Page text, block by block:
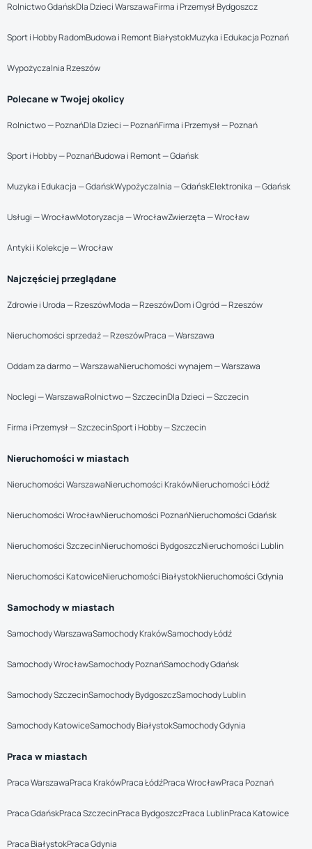
Rolnictwo GdańskDla Dzieci WarszawaFirma i Przemysł Bydgoszcz
Sport i Hobby RadomBudowa i Remont BiałystokMuzyka i Edukacja Poznań
Wypożyczalnia Rzeszów
Polecane w Twojej okolicy
Rolnictwo — PoznańDla Dzieci — PoznańFirma i Przemysł — Poznań
Sport i Hobby — PoznańBudowa i Remont — Gdańsk
Muzyka i Edukacja — GdańskWypożyczalnia — GdańskElektronika — Gdańsk
Usługi — WrocławMotoryzacja — WrocławZwierzęta — Wrocław
Antyki i Kolekcje — Wrocław
Najczęściej przeglądane
Zdrowie i Uroda — RzeszówModa — RzeszówDom i Ogród — Rzeszów
Nieruchomości sprzedaż — RzeszówPraca — Warszawa
Oddam za darmo — WarszawaNieruchomości wynajem — Warszawa
Noclegi — WarszawaRolnictwo — SzczecinDla Dzieci — Szczecin
Firma i Przemysł — SzczecinSport i Hobby — Szczecin
Nieruchomości w miastach
Nieruchomości WarszawaNieruchomości KrakówNieruchomości Łódź
Nieruchomości WrocławNieruchomości PoznańNieruchomości Gdańsk
Nieruchomości SzczecinNieruchomości BydgoszczNieruchomości Lublin
Nieruchomości KatowiceNieruchomości BiałystokNieruchomości Gdynia
Samochody w miastach
Samochody WarszawaSamochody KrakówSamochody Łódź
Samochody WrocławSamochody PoznańSamochody Gdańsk
Samochody SzczecinSamochody BydgoszczSamochody Lublin
Samochody KatowiceSamochody BiałystokSamochody Gdynia
Praca w miastach
Praca WarszawaPraca KrakówPraca ŁódźPraca WrocławPraca Poznań
Praca GdańskPraca SzczecinPraca BydgoszczPraca LublinPraca Katowice
Praca BiałystokPraca Gdynia